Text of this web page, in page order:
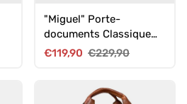
"Miguel" Porte-
documents Classique
Cuir Noir
Prix soldé
€119,90 Prix habituel
€229,90